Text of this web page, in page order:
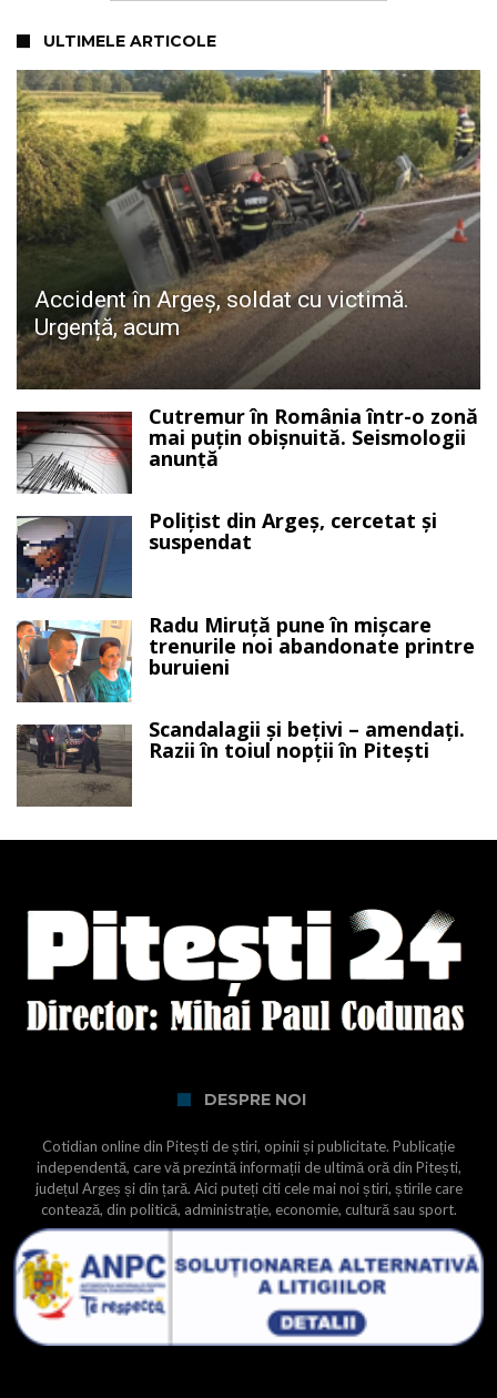
ULTIMELE ARTICOLE
Accident în Argeș, soldat cu victimă.
Urgență, acum
Cutremur în România într-o zonă
mai puțin obișnuită. Seismologii
anunță
Polițist din Argeș, cercetat și
suspendat
Radu Miruță pune în mișcare
trenurile noi abandonate printre
buruieni
Scandalagii și bețivi – amendați.
Razii în toiul nopții în Pitești
DESPRE NOI
Cotidian online din Pitești de știri, opinii și publicitate. Publicație
independentă, care vă prezintă informații de ultimă oră din Pitești,
județul Argeș și din țară. Aici puteți citi cele mai noi știri, știrile care
contează, din politică, administrație, economie, cultură sau sport.